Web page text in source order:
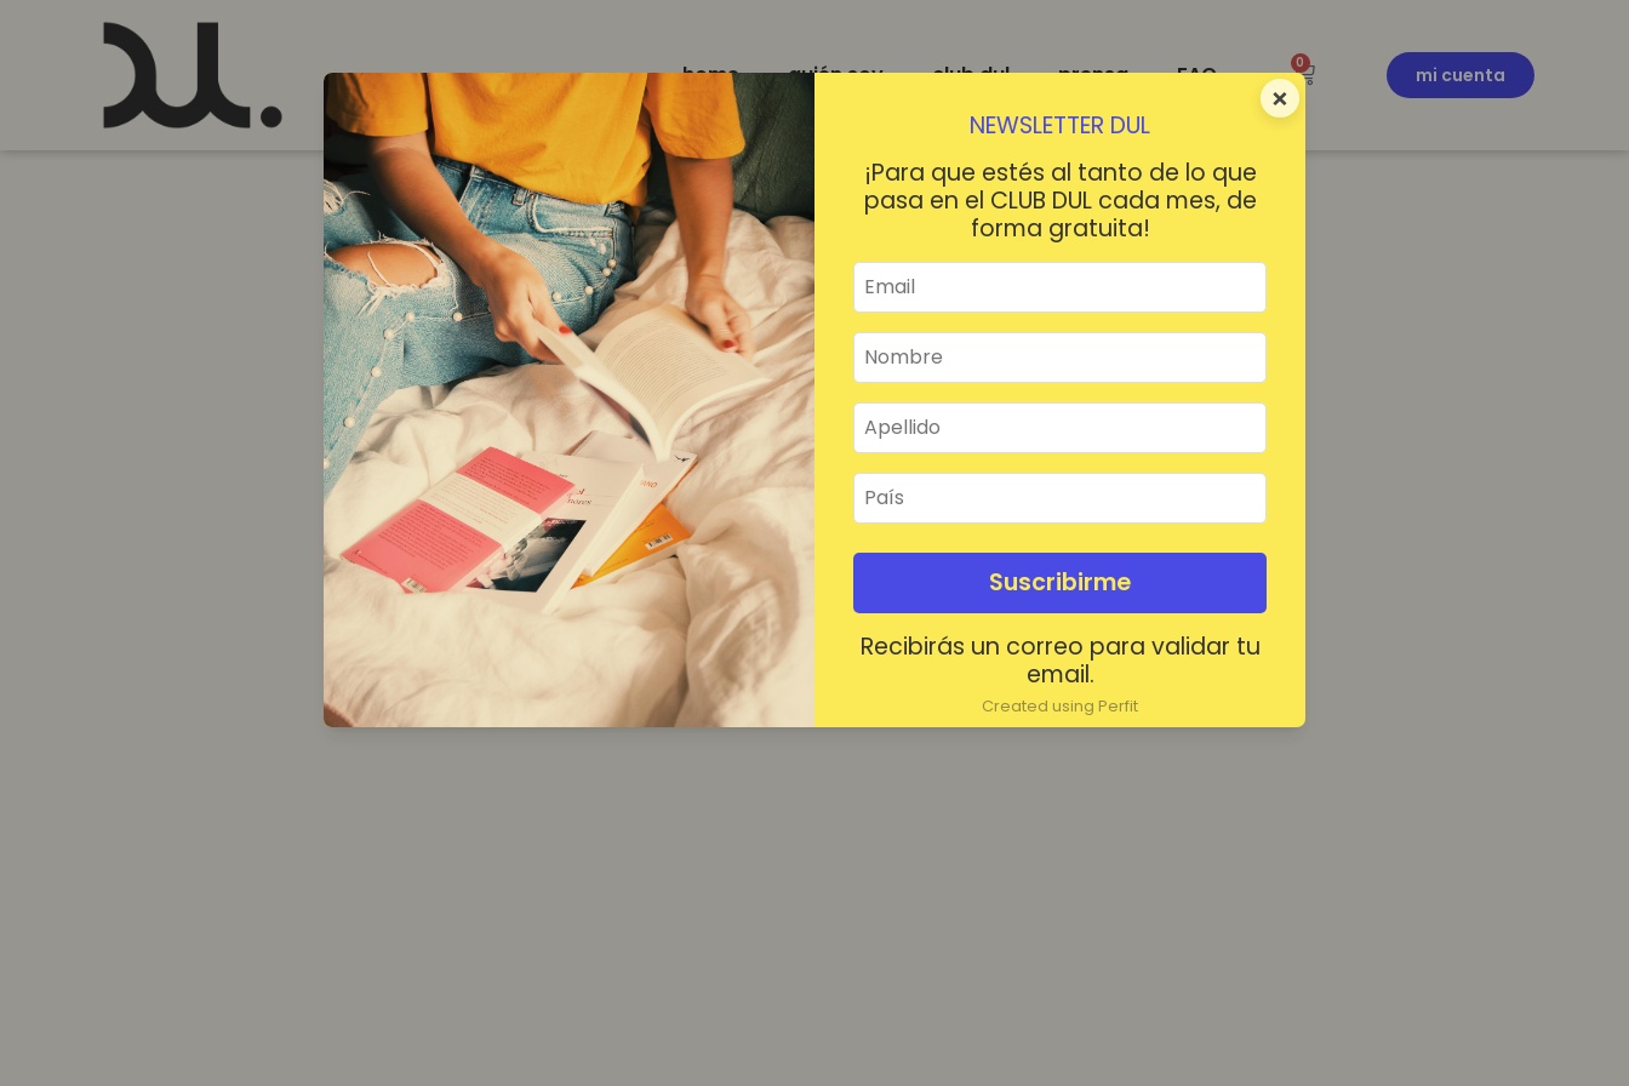
×
NEWSLETTER DUL
¡Para que estés al tanto de lo que
pasa en el CLUB DUL cada mes, de
forma gratuita!
Suscribirme
Recibirás un correo para validar tu
email.
Created using Perfit
home quién soy club dul prensa FAQ 0
mi cuenta
¡HOLA!
Mantenerme conectado ¿Contraseña olvidada?
Acceder